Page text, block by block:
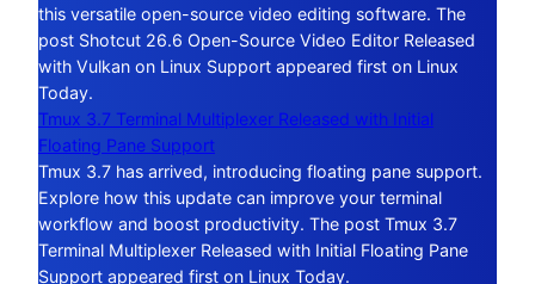
this versatile open-source video editing software. The
post Shotcut 26.6 Open-Source Video Editor Released
with Vulkan on Linux Support appeared first on Linux
Today.
Tmux 3.7 Terminal Multiplexer Released with Initial
Floating Pane Support
Tmux 3.7 has arrived, introducing floating pane support.
Explore how this update can improve your terminal
workflow and boost productivity. The post Tmux 3.7
Terminal Multiplexer Released with Initial Floating Pane
Support appeared first on Linux Today.